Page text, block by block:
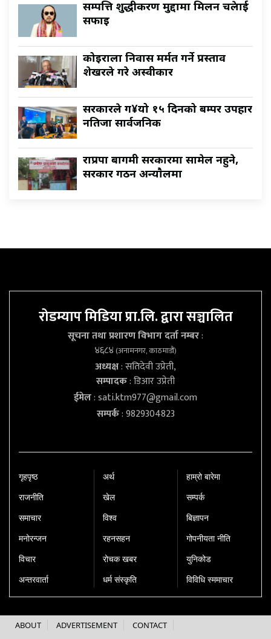
सम्पत्ति शुद्धीकरण मुद्दामा मिलन चक्रेलाई
सफाइ
कोइराला निवास मर्मत गर्ने प्रस्ताव
शेखरले गरे अस्वीकार
सरकारले ग¥यो १५ दिनको बम्पर उपहार
नतिजा सार्वजनिक
राप्रपा बागमी सरकारमा सामेल नहुने,
सरकार गठन अन्याैलमा
रोडम्याप मिडिया प्रा.लि. द्वारा सञ्चालित
सूचना तथा प्रशारण विभाग दर्ता नम्बर:
४६८४(अनामनगर, काठमाडौं)
अध्यक्ष: सतिदेवी उप्रेती,
सम्पादक: डिआर उप्रेती
ईमेल:sati.ktm977@gmail.com
सम्पर्क: 9829304823
गृहपृष्‍ठ
राजनीति
समाचार
मनोरन्जन
विचार
अन्तरवार्ता
अर्थ
खेल
विश्व
रहनसहन
रोचक खबर
धर्म संस्कृति
हाम्रो बारेमा
सम्पर्क
बिज्ञापन
गोपनीयता नीति
युनिकोड
विविधि स्ममाचार
ABOUT ADVERTISEMENT CONTACT